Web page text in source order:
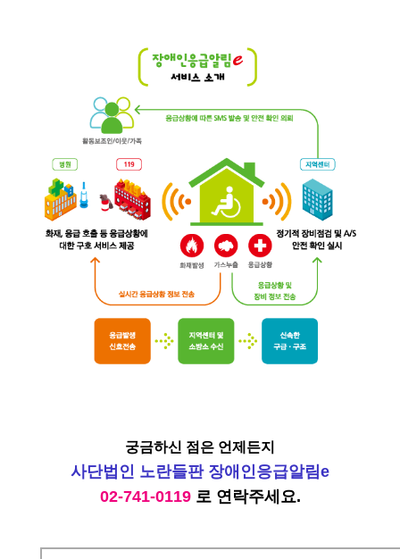
궁금하신 점은 언제든지
사단법인 노란들판 장애인응급알림e
02-741-0119로 연락주세요.